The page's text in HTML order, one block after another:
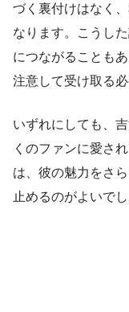
づく裏付けはなく
なります。こうし
につながることも
注意して受け取る必
いずれにしても、
くのファンに愛さ
は、彼の魅力をさ
止めるのがよいでし